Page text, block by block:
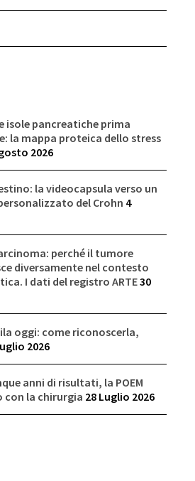
isole pancreatiche prima
la mappa proteica dello stress
2026
la videocapsula verso un
del Crohn 4
perché il tumore
diversamente nel contesto
I dati del registro ARTE30
oggi: come riconoscerla,
2026
anni di risultati, la POEM
con la chirurgia 28 Luglio 2026